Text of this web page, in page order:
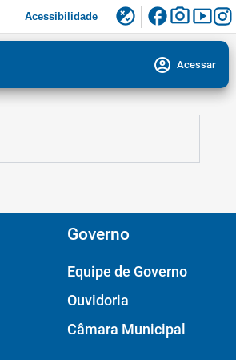
Acessibilidade flaky facebookphoto_camerasmart_display
account_circle Acessar
Governo
Equipe de Governo
Ouvidoria
Câmara Municipal